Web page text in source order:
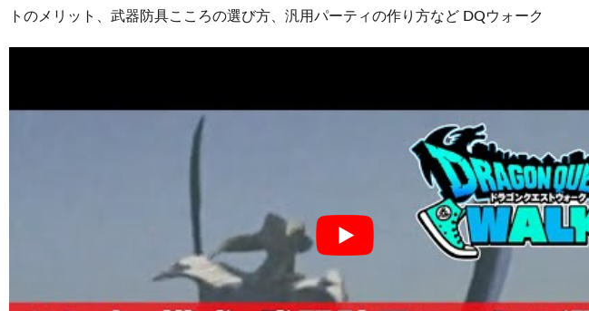
トのメリット、武器防具こころの選び方、汎用パーティの作り方など DQウォーク